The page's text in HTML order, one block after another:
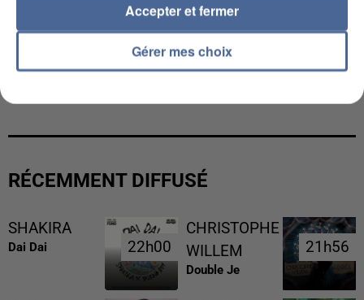
UNE TOURISTE DE L’OISE EMPORTÉE PAR UNE
RÉCEMMENT DIFFUSÉ
SHAKIRA
Dai Dai 22h00
22h00
CHRISTOPHE
WILLEM
Double Je
21h56
21h56
Gérer mes choix
Accepter et fermer